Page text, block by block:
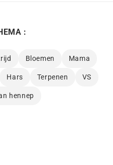
:
Bloemen Mama
Hars Terpenen VS
hennep